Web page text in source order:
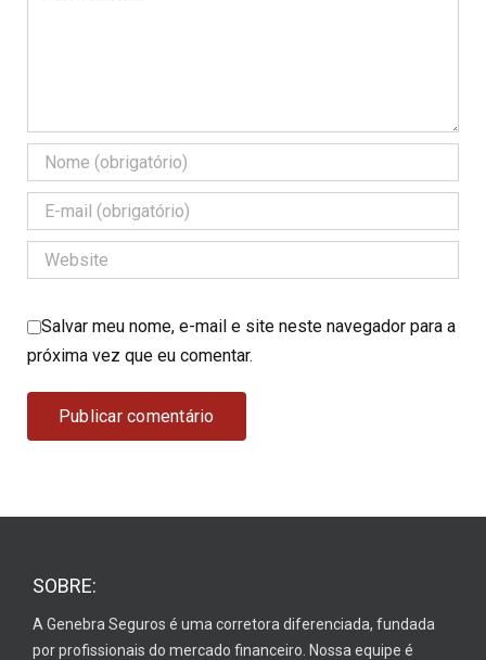
Salvar meu nome, e-mail e site neste navegador para a
próxima vez que eu comentar.
SOBRE:
A Genebra Seguros é uma corretora diferenciada, fundada
por profissionais do mercado financeiro. Nossa equipe é